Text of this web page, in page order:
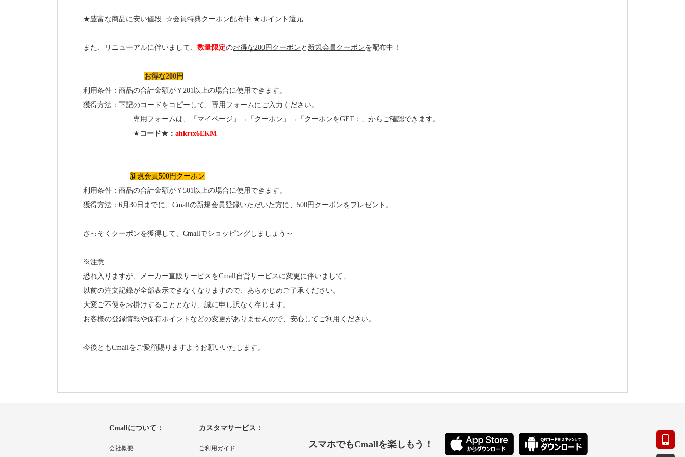
★豊富な商品に安い値段 ☆会員特典クーポン配布中 ★ポイント還元
また、リニューアルに伴いまして、 数量限定のお得な200円クーポン と 新規会員クーポンを配布中！
お得な200円
利用条件：商品の合計金額が￥201以上の場合に使用できます。
獲得方法：下記のコードをコピーして、専用フォームにご入力ください。
専用フォームは、「マイページ」→「クーポン」→「クーポンをGET：」からご確認できます。
★ コード★： ahkrtx6EKM
新規会員500円クーポン
利用条件：商品の合計金額が￥501以上の場合に使用できます。
獲得方法：6月30日までに、Cmallの新規会員登録いただいた方に、500円クーポンをプレゼント。
さっそくクーポンを獲得して、Cmallでショッピングしましょう～
※注意
恐れ入りますが、メーカー直販サービスをCmall自営サービスに変更に伴いまして、
以前の注文記録が全部表示できなくなりますので、あらかじめご了承ください。
大変ご不便をお掛けすることとなり、誠に申し訳なく存じます。
お客様の登録情報や保有ポイントなどの変更がありませんので、安心してご利用ください。
今後ともCmallをご愛顧賜りますようお願いいたします。
Cmallについて：
会社概要
カスタマサービス：
ご利用ガイド スマホでもCmallを楽しもう！